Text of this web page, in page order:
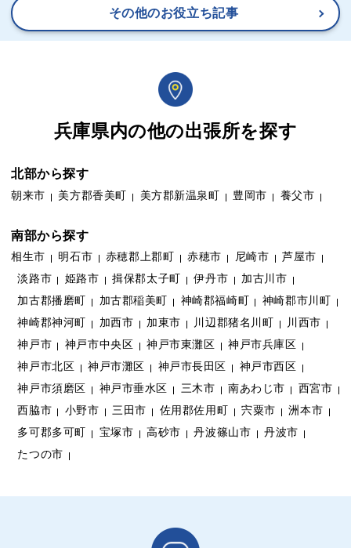
その他のお役立ち記事
兵庫県内の他の出張所を探す
北部から探す
朝来市 美方郡香美町 美方郡新温泉町 豊岡市 養父市
南部から探す
相生市 明石市 赤穂郡上郡町 赤穂市 尼崎市
芦屋市
淡路市
姫路市 揖保郡太子町 伊丹市
加古川市
加古郡播磨町
加古郡稲美町 神崎郡福崎町
神崎郡市川町
神崎郡神河町
加西市 加東市 川辺郡猪名川町
川西市
神戸市
神戸市中央区 神戸市東灘区
神戸市兵庫区
神戸市北区
神戸市灘区 神戸市長田区
神戸市西区
神戸市須磨区
神戸市垂水区 三木市 南あわじ市
西宮市
西脇市
小野市 三田市 佐用郡佐用町 宍粟市
洲本市
多可郡多可町
宝塚市 高砂市 丹波篠山市
丹波市
たつの市